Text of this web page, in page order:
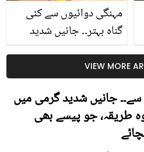
مہنگی دوائیوں سے کئی
گناہ بہتر۔۔ جانیں شدید
کیوں کھانا چاہیے؟
VIEW MORE
جانیں شدید گرمی میں
طریقہ، جو پیسے بھی